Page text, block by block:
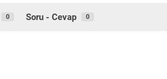
0 Soru - Cevap 0